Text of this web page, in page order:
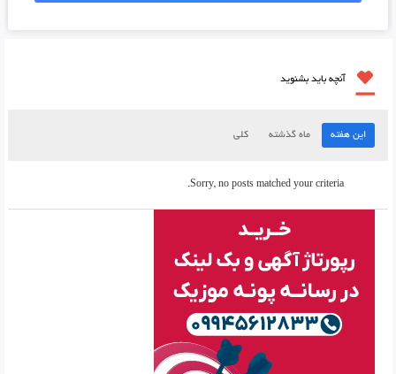
آنچه باید بشنوید
این هفته ماه گذشته کلی
Sorry, no posts matched your criteria.